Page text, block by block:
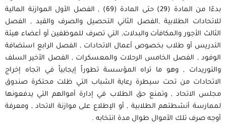
بدءًا من المادة (29) حتى المادة (69) , الفصل الأول الموازنة المالية
للاتحادات الطلابية ,الفصل الثاني التحصيل والصرف والقيد , الفصل
الثالث الأجور والمكافآت والبدلات, التي تصرف للموظفين أو أعضاء هيئة
التدريس أو طلاب بخصوص أعمال الاتحادات , الفصل الرابع استضافة
الوفود , الفصل الخامس الرحلات والمعسكرات , الفصل الأخير السلف
والتوريدات , وهو ما تراه المؤسسة تطوراً إيجابياً في اتجاه إخراج
الاتحادات من تحت سيطرة رعاية الشباب التي ظلت محتكرة صندوق
مجلس الاتحاد , وتمنع حق الطلاب في إدارة أموالهم التي يدفعونها
لممارسة أنشطتهم الطلابية , أو الإطلاع على موازنة الاتحاد , ومعرفة
أوجه صرف تلك الأموال طوال مدة انتخابه .